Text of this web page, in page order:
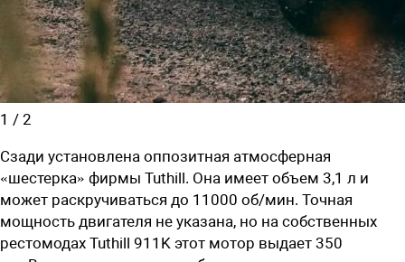
1 / 2
Сзади установлена оппозитная атмосферная
«шестерка» фирмы Tuthill. Она имеет объем 3,1 л и
может раскручиваться до 11000 об/мин. Точная
мощность двигателя не указана, но на собственных
рестомодах Tuthill 911K этот мотор выдает 350